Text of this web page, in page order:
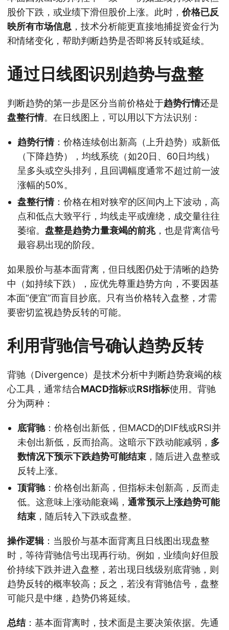
股价下跌，或业绩下滑但股价上涨。此时， 价格已反
映所有市场信息 ，技术分析能更直接地捕捉资金行为
和情绪变化，帮助判断趋势是否即将反转或延续。
通过日线图识别趋势与盘整
判断趋势的第一步是区分当前价格处于趋势行情还是
盘整行情。在日线图上，可以用以下方法识别：
趋势行情：价格连续创出新高（上升趋势）或新低
（下降趋势），均线系统（如20日、60日均线）
呈多头或空头排列，且回调幅度通常不超过前一波
涨幅的50%。
盘整行情：价格在相对狭窄的区间内上下波动，高
点和低点大致平行，均线走平或缠绕，成交量往往
萎缩。 盘整是趋势力量衰竭的前兆，也是背离信号
最容易出现的阶段。
如果股价与基本面背离，但日线图仍处于清晰的趋势
中（如持续下跌），应优先尊重趋势方向，不要因基
本面“便宜”而盲目抄底。只有当价格转入盘整，才需
要密切监视趋势反转的可能。
利用背驰信号确认趋势反转
背驰（Divergence）是技术分析中判断趋势衰竭的核
心工具，通常结合MACD指标或RSI指标使用。背驰
分为两种：
底背驰：价格创出新低，但MACD的DIF线或RSI并
未创出新低，反而抬高。这暗示下跌动能减弱， 多
数情况下预示下跌趋势可能结束 ，随后进入盘整或
反转上涨。
顶背驰：价格创出新高，但指标未创新高，反而走
低。这意味上涨动能衰竭， 通常预示上涨趋势可能
结束 ，随后转入下跌或盘整。
操作逻辑：当股价与基本面背离且日线图出现盘整
时，等待背驰信号出现再行动。例如，业绩向好但股
价持续下跌并进入盘整，若出现日线级别底背驰，则
趋势反转的概率较高；反之，若没有背驰信号，盘整
可能只是中继，趋势仍将延续。
总结：基本面背离时，技术面是主要决策依据。先通